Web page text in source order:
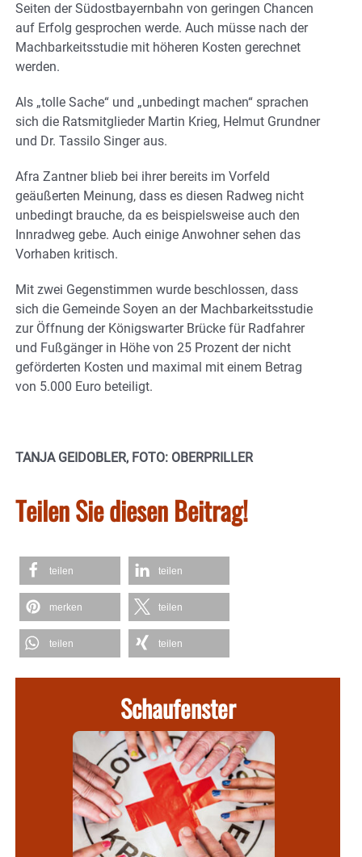
Seiten der Südostbayernbahn von geringen Chancen
auf Erfolg gesprochen werde. Auch müsse nach der
Machbarkeitsstudie mit höheren Kosten gerechnet
werden.
Als „tolle Sache“ und „unbedingt machen“ sprachen
sich die Ratsmitglieder Martin Krieg, Helmut Grundner
und Dr. Tassilo Singer aus.
Afra Zantner blieb bei ihrer bereits im Vorfeld
geäußerten Meinung, dass es diesen Radweg nicht
unbedingt brauche, da es beispielsweise auch den
Innradweg gebe. Auch einige Anwohner sehen das
Vorhaben kritisch.
Mit zwei Gegenstimmen wurde beschlossen, dass
sich die Gemeinde Soyen an der Machbarkeitsstudie
zur Öffnung der Königswarter Brücke für Radfahrer
und Fußgänger in Höhe von 25 Prozent der nicht
geförderten Kosten und maximal mit einem Betrag
von 5.000 Euro beteiligt.
TANJA GEIDOBLER, FOTO: OBERPRILLER
Teilen Sie diesen Beitrag!
teilen teilen
merken teilen
teilen teilen
Schaufenster